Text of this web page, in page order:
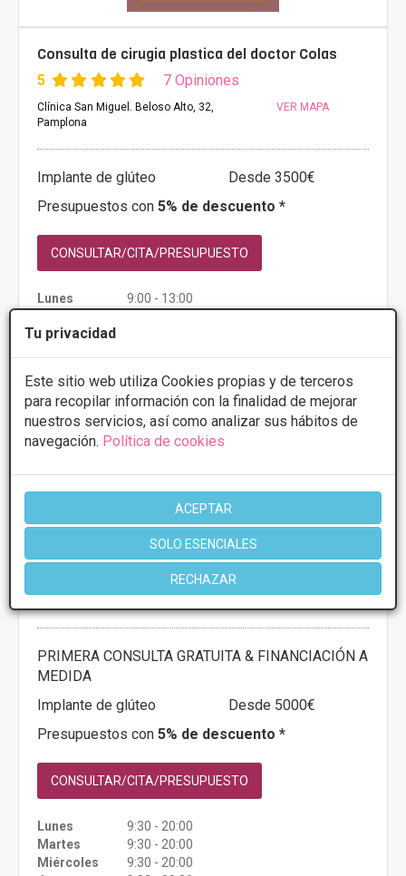
Tu privacidad
Este sitio web utiliza Cookies propias y de terceros
para recopilar información con la finalidad de mejorar
nuestros servicios, así como analizar sus hábitos de
navegación. Política de cookies
ACEPTAR
SOLO ESENCIALES
RECHAZAR
Consulta de cirugia plastica del doctor Colas
5 7 Opiniones
Clínica San Miguel. Beloso Alto, 32,
Pamplona
VER MAPA
Implante de glúteo
Desde 3500€
Presupuestos con 5% de descuento *
CONSULTAR/CITA/PRESUPUESTO
Lunes
9:00 - 13:00
Jueves
Más información
Clinica Londres Pamplona
4.2 10 Opiniones
Calle de Iñigo Arista, 7, 31007 Pamplona,
PRIMERA CONSULTA GRATUITA & FINANCIACIÓN A
MEDIDA
Implante de glúteo
Desde 5000€
Presupuestos con 5% de descuento *
CONSULTAR/CITA/PRESUPUESTO
Lunes
9:30 - 20:00
Martes
9:30 - 20:00
Miércoles
9:30 - 20:00